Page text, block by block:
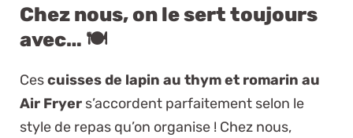
Chez nous, on le sert toujours
avec… 🍽️
Cescuisses de lapin au thym et romarin au
Air Fryer s’accordent parfaitement selon le
style de repas qu’on organise ! Chez nous,